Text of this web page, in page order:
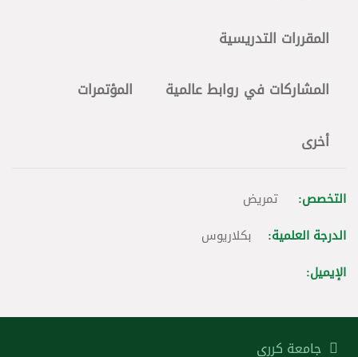
المقررات التدريسية
المشاركات في روابط عالمية المؤتمرات
أخرى
التخصص: تمريض
الدرجة العلمية: بكلاريوس
الإيميل:
جامعة كرري